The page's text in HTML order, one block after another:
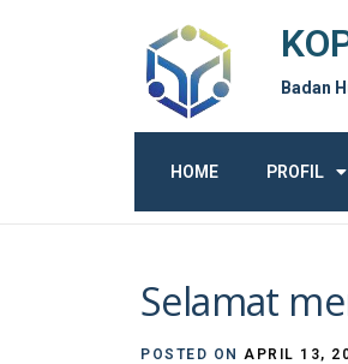
Badan
HOME PROFIL
Selamat
POSTED ON APRIL 13,